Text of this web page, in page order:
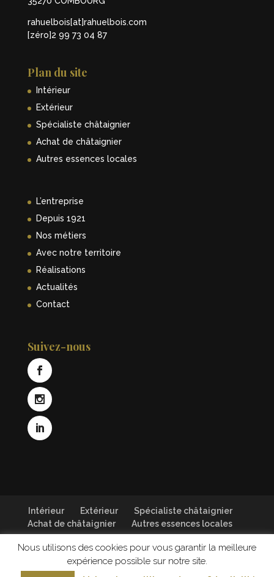
rahuelbois[at]rahuelbois.com
[zéro]2 99 73 04 87
Plan du site
Intérieur
Extérieur
Spécialiste châtaignier
Achat de châtaignier
Autres essences locales
L’entreprise
Depuis 1921
Nos métiers
Avec notre territoire
Réalisations
Actualités
Contact
Suivez-nous
Intérieur Extérieur
Spécialiste châtaignier
Achat de châtaignier
Autres essences locales
© 2018 UN DES SENS Design global - Tous droits
réservés Rahuel Bois -
Nous utilisons des cookies pour vous garantir la meilleure
expérience possible sur notre site.